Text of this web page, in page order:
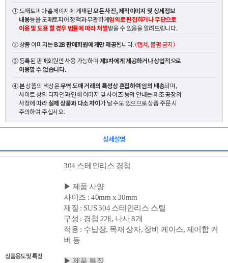
① 도매토피아 홈페이지에 게재된모든 사진, 제작이미지 및 상세정보
내용등을 도매토피아 정책과 무관하게임의로 편집하거나 무단으로
이용 및 도용 할 경우 법률에 따라 처벌받을 수 있음을 알려드립니다.
② 상품 이미지는B2B 판매회원에게만 제공됩니다.(캡쳐, 불펌 금지)
③ 등록된 판매회원만 사용 가능하며제3자에게 제공하거나 상업적으로
이용할 수 없습니다.
④ 본 상품의 색상은무역 도매 거래의 특성상 혼합하여 임의 배송되며,
사이트 상의 디자인과 인쇄 이미지 및 사이즈 등의 안내는 제조 공장의
사정에 따라실제 상품과 다소 차이가 날 수도 있으므로 상품 주문 시
주의하여 주십시오.
상세설명
상품용도 및 특징
304 스테인리스 경첩
▶ 제품 사양
사이즈 : 40mm x 30mm
재질 : SUS304 스테인리스 스틸
구성 : 경첩 2개, 나사 8개
적용 : 수납장, 목재 상자, 장비 케이스, 제어함 커
버 등
▶ 제품 특징